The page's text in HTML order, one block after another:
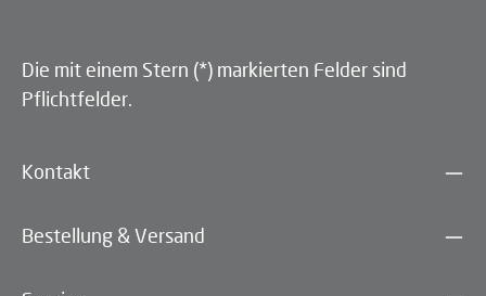
Die mit einem Stern (*) markierten Felder sind
Pflichtfelder.
Kontakt
Bestellung & Versand